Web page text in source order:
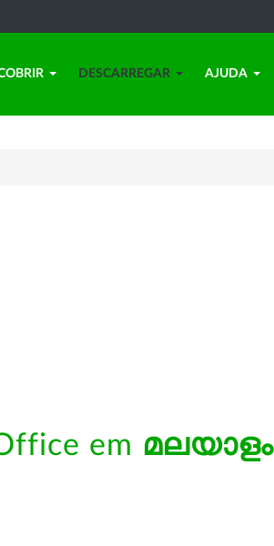
DESCARREGAR AJUDA
em മലയാളം